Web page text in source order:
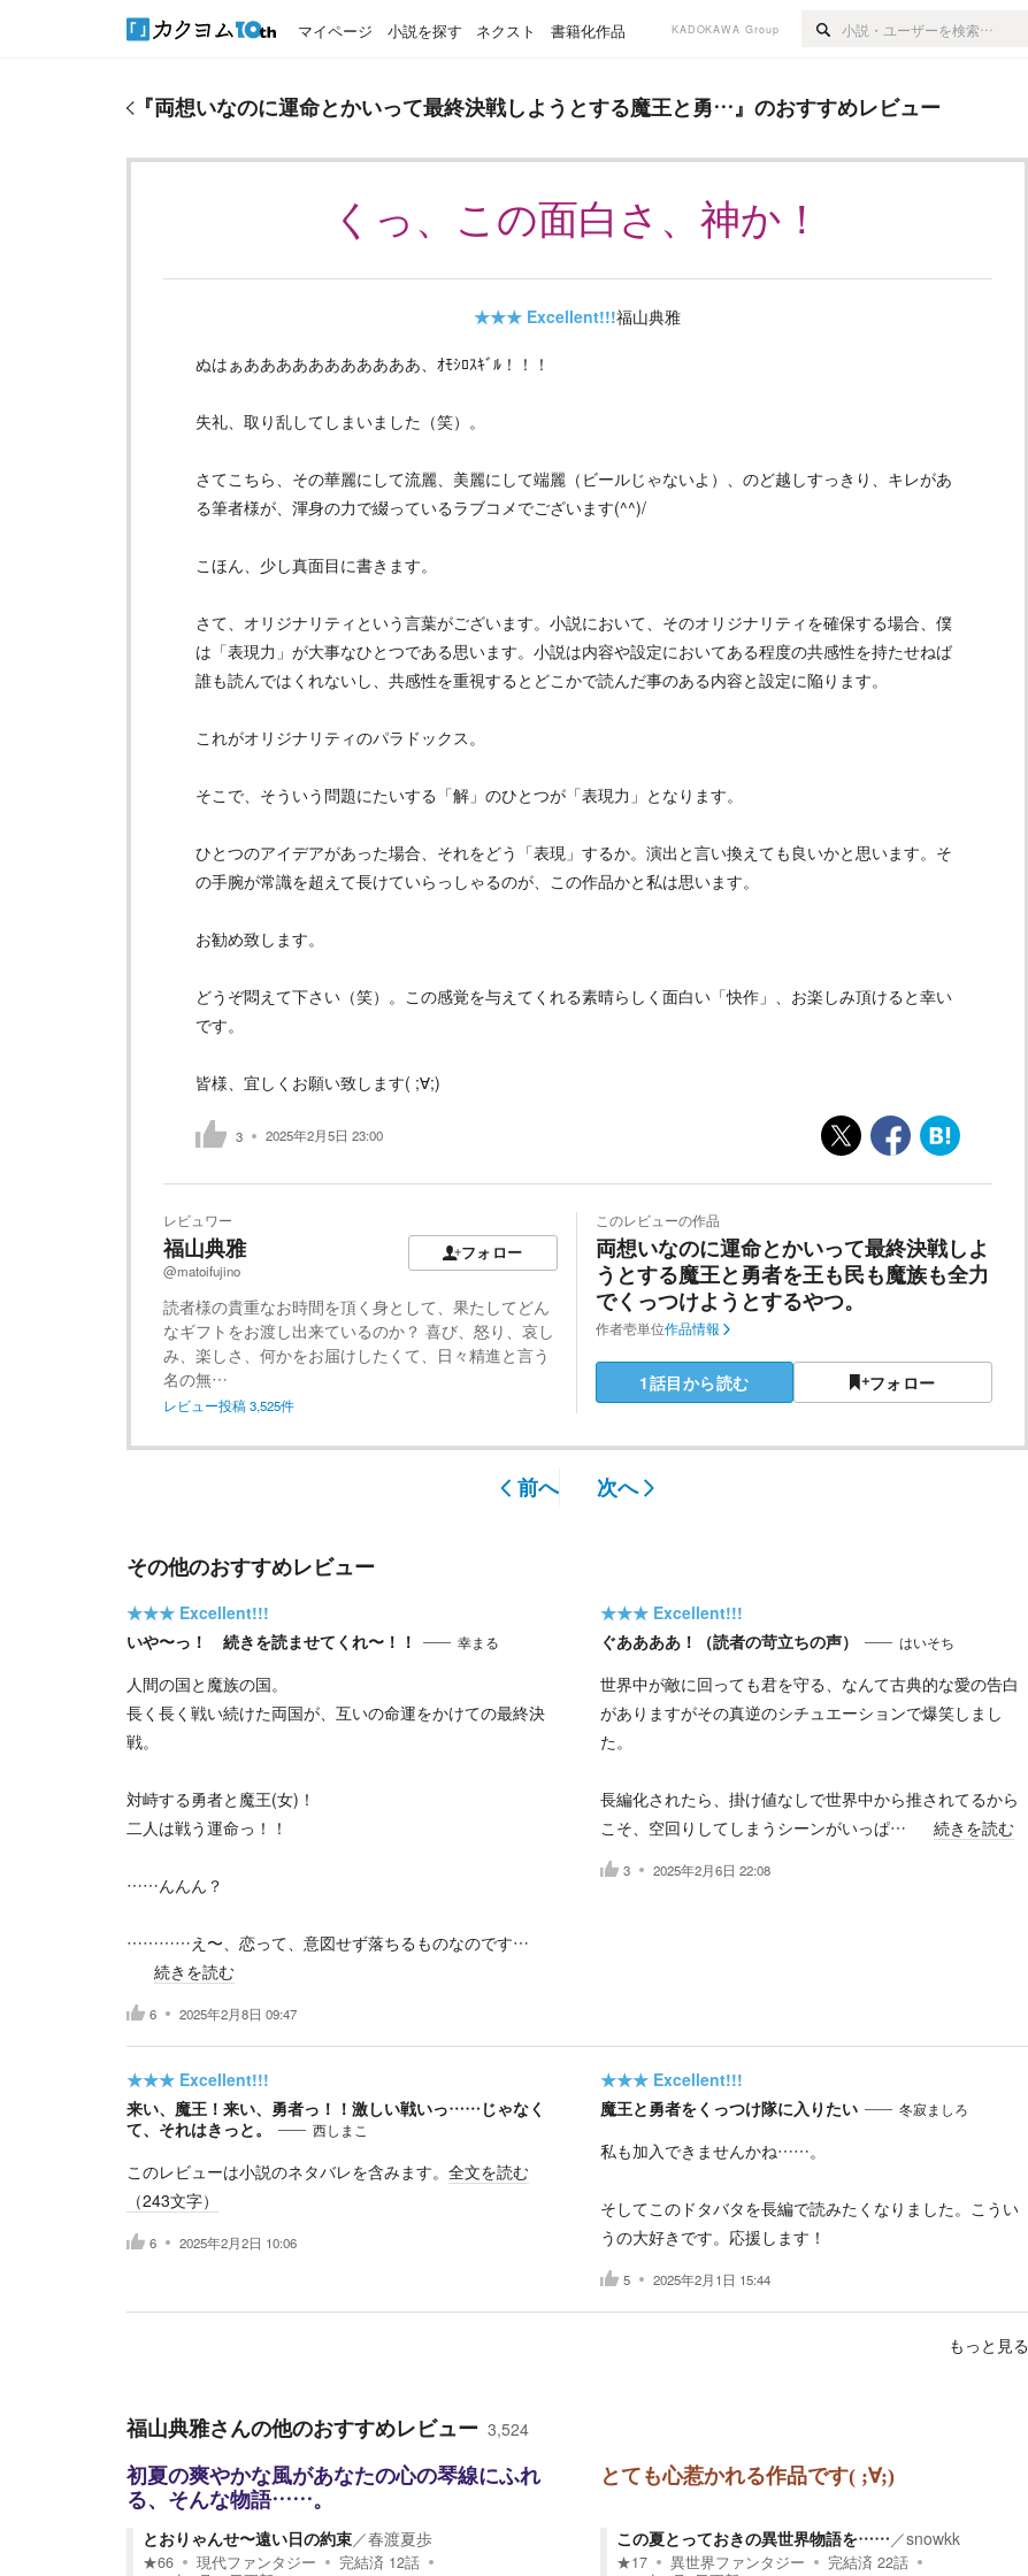
マイページ 小説を探す ネクスト 書籍化作品 KADOKAWA Group
『両想いなのに運命とかいって最終決戦しようとする魔王と勇…』のおすすめレビュー
くっ、この面白さ、神か！
★★★ Excellent!!!福山典雅
ぬはぁあああああああああああ、ｵﾓｼﾛｽｷﾞﾙ！！！
失礼、取り乱してしまいました（笑）。
さてこちら、その華麗にして流麗、美麗にして端麗（ビールじゃないよ）、のど越しすっきり、キレがあ
る筆者様が、渾身の力で綴っているラブコメでございます(^^)/
こほん、少し真面目に書きます。
さて、オリジナリティという言葉がございます。小説において、そのオリジナリティを確保する場合、僕
は「表現力」が大事なひとつである思います。小説は内容や設定においてある程度の共感性を持たせねば
誰も読んではくれないし、共感性を重視するとどこかで読んだ事のある内容と設定に陥ります。
これがオリジナリティのパラドックス。
そこで、そういう問題にたいする「解」のひとつが「表現力」となります。
ひとつのアイデアがあった場合、それをどう「表現」するか。演出と言い換えても良いかと思います。そ
の手腕が常識を超えて長けていらっしゃるのが、この作品かと私は思います。
お勧め致します。
どうぞ悶えて下さい（笑）。この感覚を与えてくれる素晴らしく面白い「快作」、お楽しみ頂けると幸い
です。
皆様、宜しくお願い致します( ;∀;)
3 2025年2月5日 23:00
レビュワー
福山典雅
@matoifujino
フォロー
読者様の貴重なお時間を頂く身として、果たしてどん
なギフトをお渡し出来ているのか？ 喜び、怒り、哀し
み、楽しさ、何かをお届けしたくて、日々精進と言う
名の無…
レビュー投稿3,525件
このレビューの作品
両想いなのに運命とかいって最終決戦しよ
うとする魔王と勇者を王も民も魔族も全力
でくっつけようとするやつ。
作者壱単位作品情報
1話目から読む フォロー
前へ 次へ
その他のおすすめレビュー
★★★ Excellent!!!
いや〜っ！ 続きを読ませてくれ〜！！
幸まる
人間の国と魔族の国。
長く長く戦い続けた両国が、互いの命運をかけての最終決
戦。
対峙する勇者と魔王(女)！
二人は戦う運命っ！！
……んんん？
…………え〜、恋って、意図せず落ちるものなのです…
続きを読む
6 2025年2月8日 09:47
★★★ Excellent!!!
ぐああああ！（読者の苛立ちの声）
はいそち
世界中が敵に回っても君を守る、なんて古典的な愛の告白
がありますがその真逆のシチュエーションで爆笑しまし
た。
長編化されたら、掛け値なしで世界中から推されてるから
こそ、空回りしてしまうシーンがいっぱ…
続きを読む
3 2025年2月6日 22:08
★★★ Excellent!!!
来い、魔王！来い、勇者っ！！激しい戦いっ……じゃなく
て、それはきっと。
西しまこ
このレビューは小説のネタバレを含みます。 全文を読む
（243文字）
6 2025年2月2日 10:06
★★★ Excellent!!!
魔王と勇者をくっつけ隊に入りたい
冬寂ましろ
私も加入できませんかね……。
そしてこのドタバタを長編で読みたくなりました。こうい
うの大好きです。応援します！
5 2025年2月1日 15:44
もっと見る
福山典雅さんの他のおすすめレビュー 3,524
初夏の爽やかな風があなたの心の琴線にふれ
る、そんな物語……。
とおりゃんせ〜遠い日の約束／春渡夏歩
★66 現代ファンタジー 完結済 12話
とても心惹かれる作品です( ;∀;)
この夏とっておきの異世界物語を……／snowkk
★17 異世界ファンタジー 完結済 22話